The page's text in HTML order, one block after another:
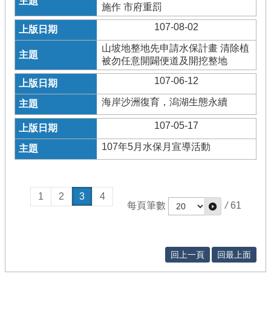
施作 市府重罰
107-08-02
山坡地整地先申請水保計畫 清除植
被勿任意開闢便道及開挖整地
107-06-12
海岸沙洲復育，潟湖生態永續
107-05-17
107年5月水保月宣導活動
1 2 3
4
每頁筆數
/ 61
回上一頁 回最上面